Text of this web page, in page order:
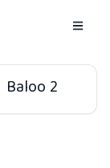
Baloo 2